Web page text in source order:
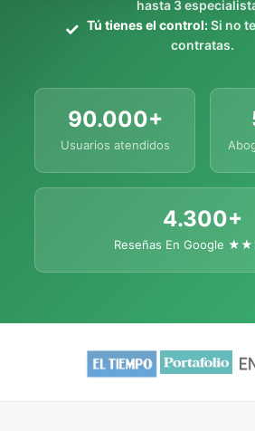
hasta 3
Tú tienes el control:Si no
contratas.
90.000+
Usuarios atendidos
4.300+
Reseñas En Google